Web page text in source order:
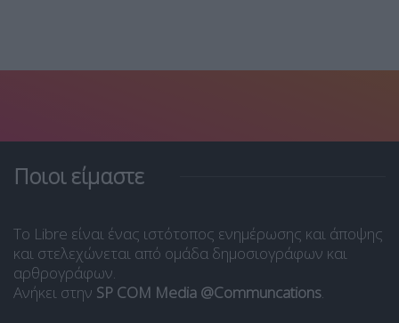
Ποιοι είμαστε
Το Libre είναι ένας ιστότοπος ενημέρωσης και άποψης
και στελεχώνεται από ομάδα δημοσιογράφων και
αρθρογράφων.
Ανήκει στην SP COM Media @Communcations.